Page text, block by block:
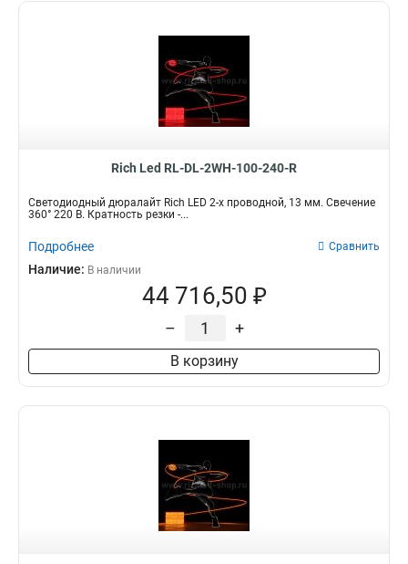
Rich Led RL-DL-2WH-100-240-R
Светодиодный дюралайт Rich LED 2-х проводной, 13 мм. Свечение
360° 220 В. Кратность резки -...
Подробнее Сравнить
Наличие: В наличии
44 716,50 ₽
– +
В корзину